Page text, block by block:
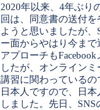
2020年以来、4年ぶり
回は、同意書の送付
ようと思いましたが
ー面からやはり今ま
アプローチも
したが、オンライン
講習に関わっている
日本人ですので、日
しました。先日、